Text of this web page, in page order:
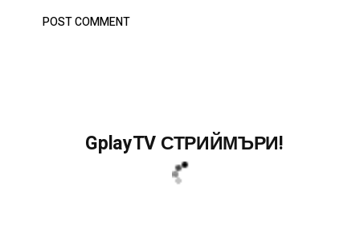
GplayTV СТРИЙМЪРИ!